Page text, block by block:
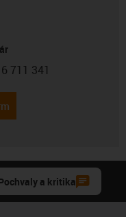
711 341
a kritika